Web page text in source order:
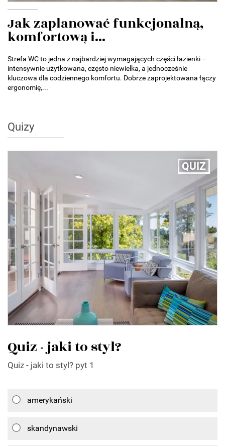
Jak zaplanować funkcjonalną,
komfortową i...
Strefa WC to jedna z najbardziej wymagających części łazienki –
intensywnie użytkowana, często niewielka, a jednocześnie
kluczowa dla codziennego komfortu. Dobrze zaprojektowana łączy
ergonomię,...
Quizy
QUIZ
Quiz - jaki to styl?
Quiz - jaki to styl? pyt 1
amerykański
skandynawski